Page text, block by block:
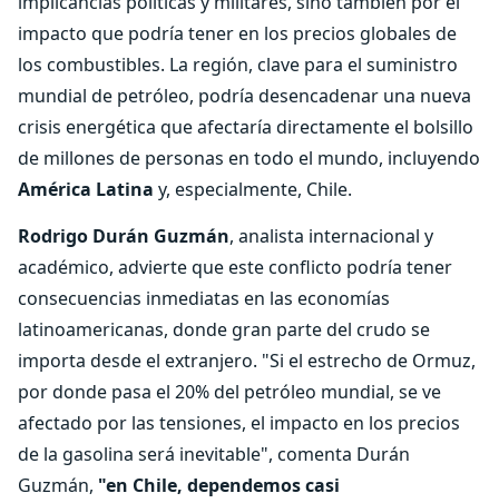
impacto que podría tener en los precios globales de
los combustibles. La región, clave para el suministro
mundial de petróleo, podría desencadenar una nueva
crisis energética que afectaría directamente el bolsillo
de millones de personas en todo el mundo, incluyendo
América Latina y, especialmente, Chile.
Rodrigo Durán Guzmán, analista internacional y
académico, advierte que este conflicto podría tener
consecuencias inmediatas en las economías
latinoamericanas, donde gran parte del crudo se
importa desde el extranjero. "Si el estrecho de Ormuz,
por donde pasa el 20% del petróleo mundial, se ve
afectado por las tensiones, el impacto en los precios
de la gasolina será inevitable", comenta Durán
Guzmán, "en Chile, dependemos casi